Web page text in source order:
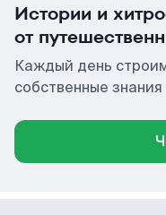
Истории и
от
Каждый день
собственные